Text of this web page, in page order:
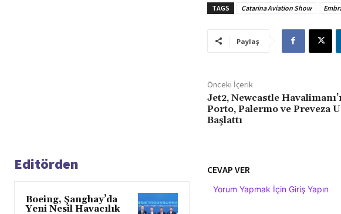
TAGS Catarina Aviation Show
Paylaş
Önceki İçerik
Jet2, Newcastle
Porto, Palermo ve Preveza
Başlattı
Editörden
Boeing, Şanghay’da
Yeni Nesil Havacılık
CEVAP VER
Yorum Yapmak İçin Giriş Yapın